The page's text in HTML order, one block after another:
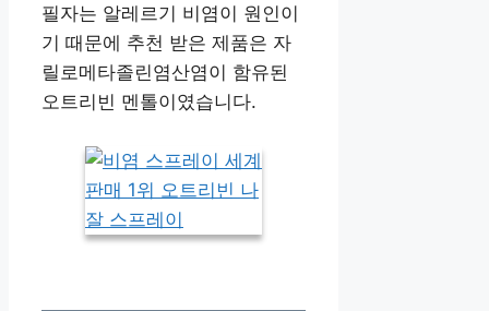
필자는 알레르기 비염이 원인이
기 때문에 추천 받은 제품은 자
릴로메타졸린염산염이 함유된
오트리빈 멘톨이였습니다.